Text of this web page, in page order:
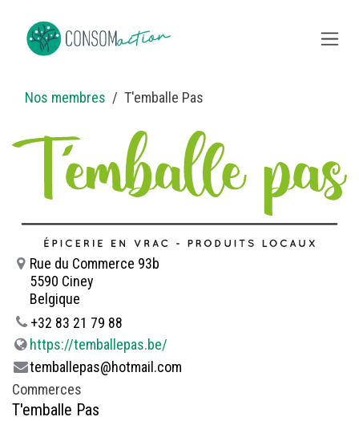
Nos membres T'emballe Pas
Rue du Commerce 93b
5590 Ciney
Belgique
+32 83 21 79 88
https://temballepas.be/
temballepas@hotmail.com
Commerces
T'emballe Pas